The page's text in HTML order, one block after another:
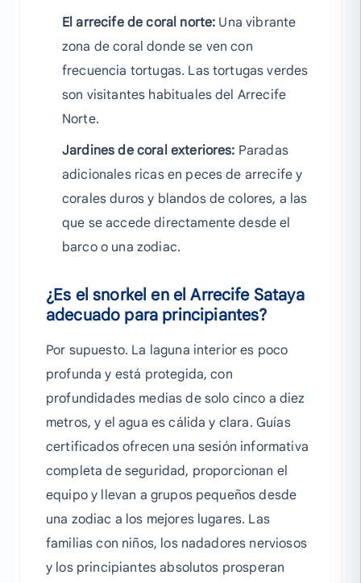
El arrecife de coral norte: Una vibrante
zona de coral donde se ven con
frecuencia tortugas. Las tortugas verdes
son visitantes habituales del Arrecife
Norte.
Jardines de coral exteriores: Paradas
adicionales ricas en peces de arrecife y
corales duros y blandos de colores, a las
que se accede directamente desde el
barco o una zodiac.
¿Es el snorkel en el Arrecife Sataya
adecuado para principiantes?
Por supuesto. La laguna interior es poco
profunda y está protegida, con
profundidades medias de solo cinco a diez
metros, y el agua es cálida y clara. Guías
certificados ofrecen una sesión informativa
completa de seguridad, proporcionan el
equipo y llevan a grupos pequeños desde
una zodiac a los mejores lugares. Las
familias con niños, los nadadores nerviosos
y los principiantes absolutos prosperan